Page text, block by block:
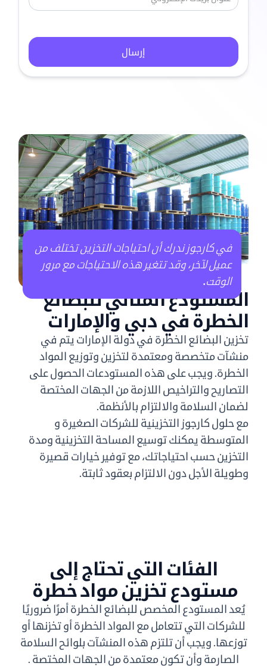
إرسال
في كارجوز ندرك أن احتياجات التخزين تختلف من
عميل لآخر، وقد تتغير هذه الاحتياجات مع مرور
الوقت.
المستودع المثالي للبضائع
الخطرة في دبي والإمارات
تخزين البضائع الخطرة في دولة الإمارات يتم في
منشآت متخصصة ومعتمدة لتخزين وتوزيع المواد
الخطرة. ويجب على هذه المستودعات الحصول على
التصاريح والتراخيص اللازمة من الجهات المختصة
لضمان السلامة والالتزام بالأنظمة.
مع حلول كارجوز التخزينية للشركات الصغيرة و
المتوسطة يمكنك توسيع المساحة التخزينية ومدة
التخزين حسب احتياجاتك، مع توفير خيارات قصيرة
وطويلة الأجل دون الالتزام بعقود ثابتة.
الفئات التي تحتاج إلى
مستودع تخزين مواد خطرة ​
يُعد المستودع المخصص للبضائع الخطرة أمرًا ضروريًا
للشركات التي تتعامل مع المواد الخطرة أو تخزنها أو
توزعها. ويجب أن تلتزم هذه المنشآت بلوائح السلامة
الصارمة وأن تكون معتمدة من الجهات المختصة .